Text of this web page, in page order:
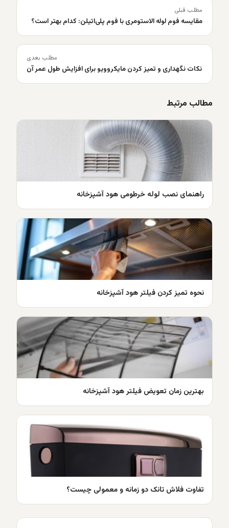
مطلب قبلی
مقایسه فوم لوله الاستومری با فوم پلی‌اتیلن: کدام بهتر است؟
مطلب بعدی
نکات نگهداری و تمیز کردن مایکروویو برای افزایش طول عمر آن
مطالب مرتبط
راهنمای نصب لوله خرطومی هود آشپزخانه
نحوه تمیز کردن فیلتر هود آشپزخانه
بهترین زمان تعویض فیلتر هود آشپزخانه
تفاوت فلاش تانک دو زمانه و معمولی چیست؟